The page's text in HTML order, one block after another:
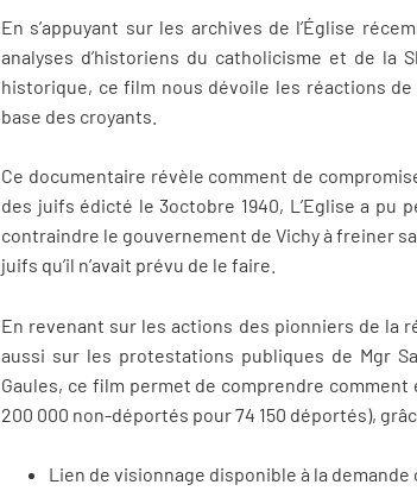
En s’appuyant sur les archives de l’Église
analyses d’historiens du catholicisme et de la
historique, ce film nous dévoile les réactions de
base des croyants.
Ce documentaire révèle comment de
des juifs édicté le 3octobre 1940, L’Eglise a pu
contraindre le gouvernement de Vichy à freiner
juifs qu’il n’avait prévu de le faire.
En revenant sur les actions des pionniers de la
aussi sur les protestations publiques de Mgr
Gaules, ce film permet de comprendre
200 000 non-déportés pour 74 150 déportés),
Lien de visionnage disponible à la demande